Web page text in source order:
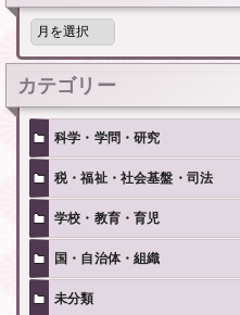
月
記
事
カテゴリー
科学・学問・研究
税・福祉・社会基盤・司法
学校・教育・育児
国・自治体・組織
未分類